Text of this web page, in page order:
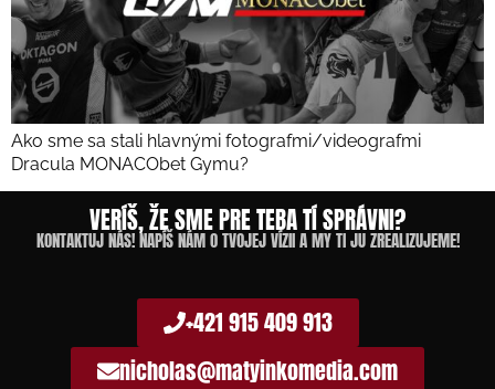
Ako sme sa stali hlavnými fotografmi/videografmi
Dracula MONACObet Gymu?
VERÍŠ, ŽE SME PRE TEBA TÍ SPRÁVNI?
KONTAKTUJ NÁS! NAPÍŠ NÁM O TVOJEJ VÍZII A MY TI JU ZREALIZUJEME!
+421 915 409 913
nicholas@matyinkomedia.com